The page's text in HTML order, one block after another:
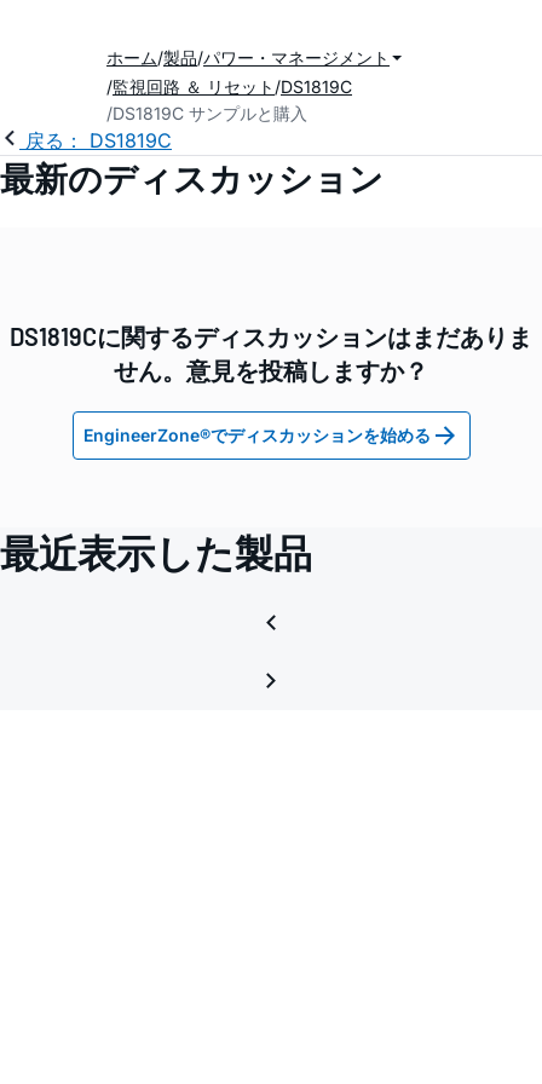
ホーム 製品 パワー・マネージメント
監視回路 ＆ リセット DS1819C
DS1819C サンプルと購入
戻る： DS1819C
最新のディスカッション
DS1819Cに関するディスカッションはまだありま
せん。意見を投稿しますか？
EngineerZone®でディスカッションを始める
最近表示した製品